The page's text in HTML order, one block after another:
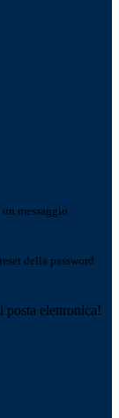
messaggio
della password
posta elettronica!